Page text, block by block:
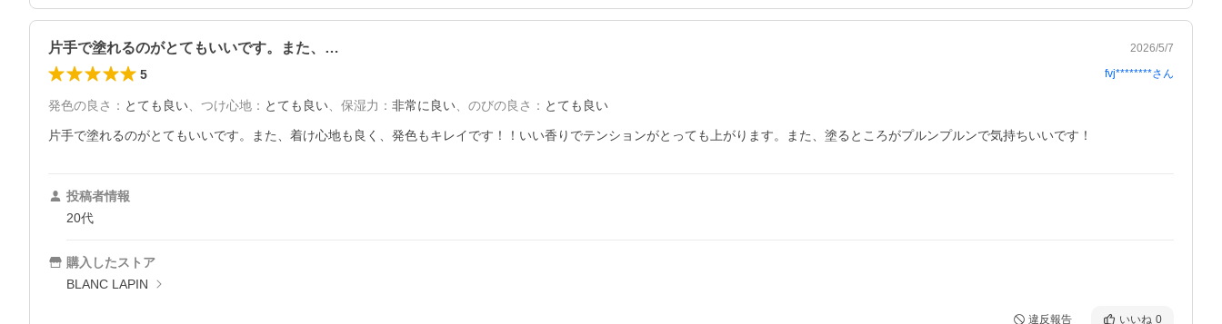
片手で塗れるのがとてもいいです。また、… 2026/5/7
5 fvj********さん
発色の良さ ： とても良い、 つけ心地 ： とても良い、 保湿力 ： 非常に良い、 のびの良さ ： とても良い
片手で塗れるのがとてもいいです。また、着け心地も良く、発色もキレイです！！いい香りでテンションがとっても上がります。また、塗るところがプルンプルンで気持ちいいです！
投稿者情報
20代
購入したストア
BLANC LAPIN
違反報告 いいね 0